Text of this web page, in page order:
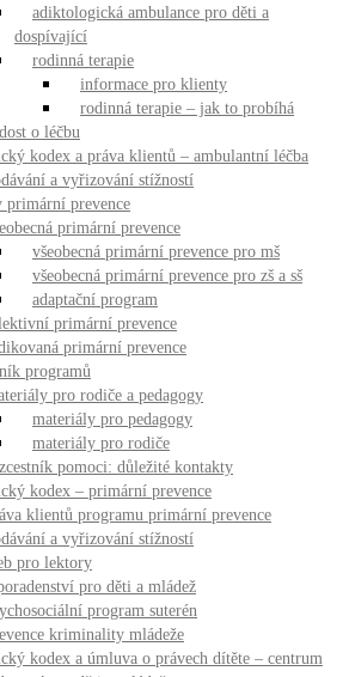
adiktologická ambulance pro děti a
dospívající
rodinná terapie
informace pro klienty
rodinná terapie – jak to probíhá
o léčbu
kodex a práva klientů – ambulantní léčba
a vyřizování stížností
primární prevence
primární prevence
všeobecná primární prevence pro mš
všeobecná primární prevence pro zš a sš
adaptační program
primární prevence
primární prevence
programů
pro rodiče a pedagogy
materiály pro pedagogy
materiály pro rodiče
pomoci: důležité kontakty
kodex – primární prevence
klientů programu primární prevence
a vyřizování stížností
pro lektory
pro děti a mládež
program suterén
kriminality mládeže
kodex a úmluva o právech dítěte – centrum